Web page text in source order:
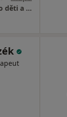
Dětská ordinace, pediatr, praktický lékař pro děti a dorost